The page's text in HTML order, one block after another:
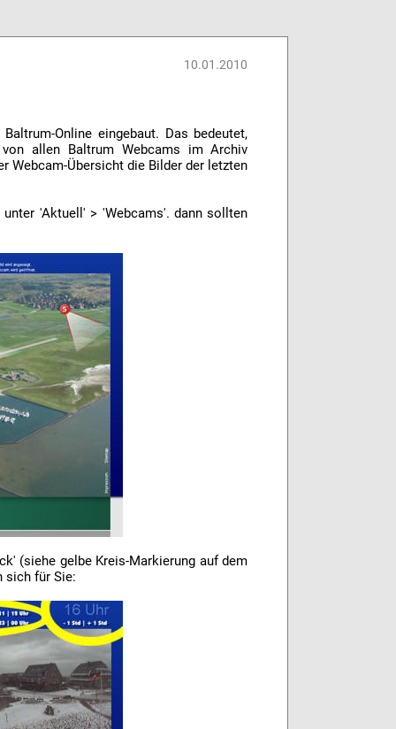
10.01.2010
Online eingebaut. Das bedeutet,
allen Baltrum Webcams im Archiv
Webcam-Übersicht die Bilder der letzten
'Aktuell' > 'Webcams'. dann sollten
(siehe gelbe Kreis-Markierung auf dem
sich für Sie: